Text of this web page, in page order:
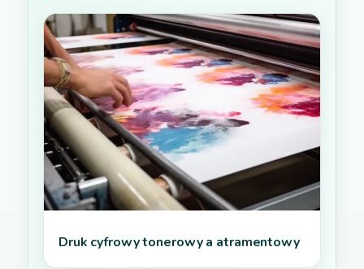
Druk cyfrowy tonerowy a atramentowy